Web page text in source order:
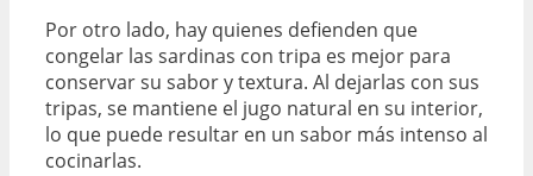
Por otro lado, hay quienes defienden que
congelar las sardinas con tripa es mejor para
conservar su sabor y textura. Al dejarlas con sus
tripas, se mantiene el jugo natural en su interior,
lo que puede resultar en un sabor más intenso al
cocinarlas.